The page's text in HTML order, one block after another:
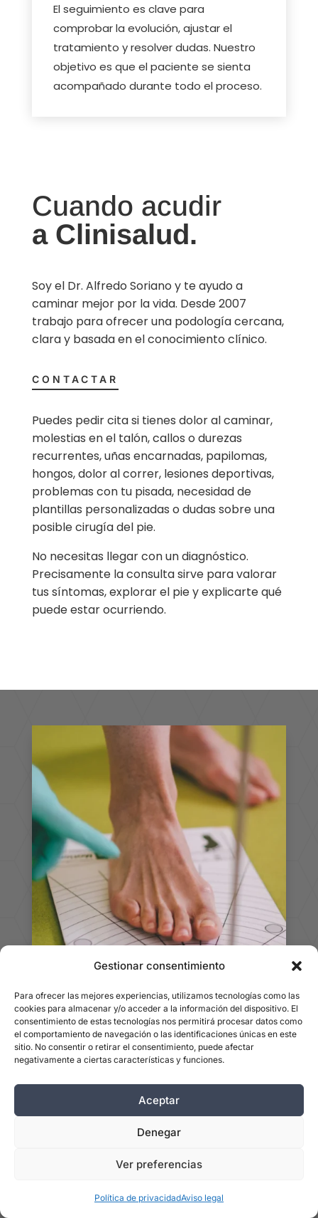
Gestionar consentimiento
Para ofrecer las mejores experiencias, utilizamos tecnologías como las
cookies para almacenar y/o acceder a la información del dispositivo. El
consentimiento de estas tecnologías nos permitirá procesar datos como
el comportamiento de navegación o las identificaciones únicas en este
sitio. No consentir o retirar el consentimiento, puede afectar
negativamente a ciertas características y funciones.
Aceptar
Denegar
Ver preferencias
Política de privacidadAviso legal
El seguimiento es clave para
comprobar la evolución, ajustar el
tratamiento y resolver dudas. Nuestro
objetivo es que el paciente se sienta
acompañado durante todo el proceso.
Cuando acudir
a Clinisalud.
Soy el Dr. Alfredo Soriano y te ayudo a
caminar mejor por la vida. Desde 2007
trabajo para ofrecer una podología cercana,
clara y basada en el conocimiento clínico.
CONTACTAR
Puedes pedir cita si tienes dolor al caminar,
molestias en el talón, callos o durezas
recurrentes, uñas encarnadas, papilomas,
hongos, dolor al correr, lesiones deportivas,
problemas con tu pisada, necesidad de
plantillas personalizadas o dudas sobre una
posible cirugía del pie.
No necesitas llegar con un diagnóstico.
Precisamente la consulta sirve para valorar
tus síntomas, explorar el pie y explicarte qué
puede estar ocurriendo.
ESPECIALISTAS EN
Pide una
valoración
podológica en